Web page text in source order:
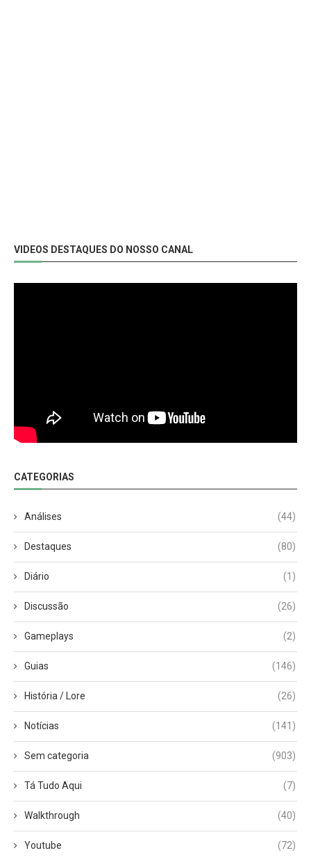
VIDEOS DESTAQUES DO NOSSO CANAL
CATEGORIAS
Análises (44)
Destaques (80)
Diário (1)
Discussão (26)
Gameplays (2)
Guias (146)
História / Lore (26)
Notícias (141)
Sem categoria (903)
Tá Tudo Aqui (7)
Walkthrough (40)
Youtube (72)